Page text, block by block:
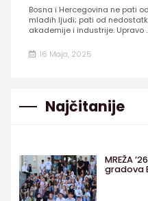
Bosna i Hercegovina ne pati
mladih ljudi; pati od
akademije i industrije. Upravo
16 Maja, 2025
Najčitanije
MREŽA
gradova